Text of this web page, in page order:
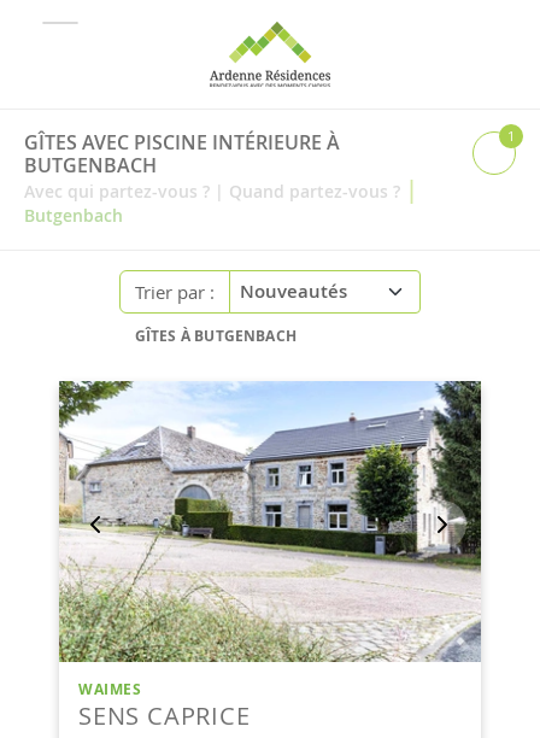
GÎTES AVEC PISCINE INTÉRIEURE À
BUTGENBACH
Avec qui partez-vous ? | Quand partez-vous ? |
Butgenbach
1
Trier par :
GÎTES À BUTGENBACH